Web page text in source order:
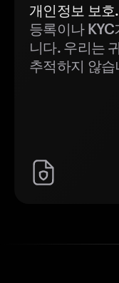
개인정보 보호.
등록이나
니다. 우리는
추적하지 않습